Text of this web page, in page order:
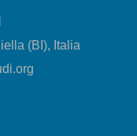
(BI), Italia